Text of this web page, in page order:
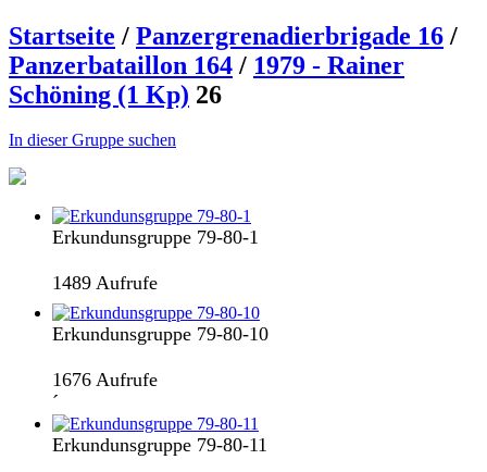
Startseite / Panzergrenadierbrigade 16 /
Panzerbataillon 164 / 1979 - Rainer
Schöning (1 Kp) 26
In dieser Gruppe suchen
Erkundunsgruppe 79-80-1
1489 Aufrufe
Erkundunsgruppe 79-80-10
1676 Aufrufe
´
Erkundunsgruppe 79-80-11